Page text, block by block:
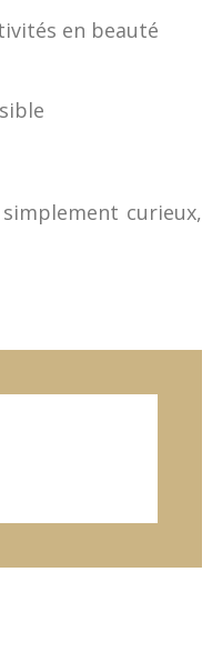
en beauté
curieux,